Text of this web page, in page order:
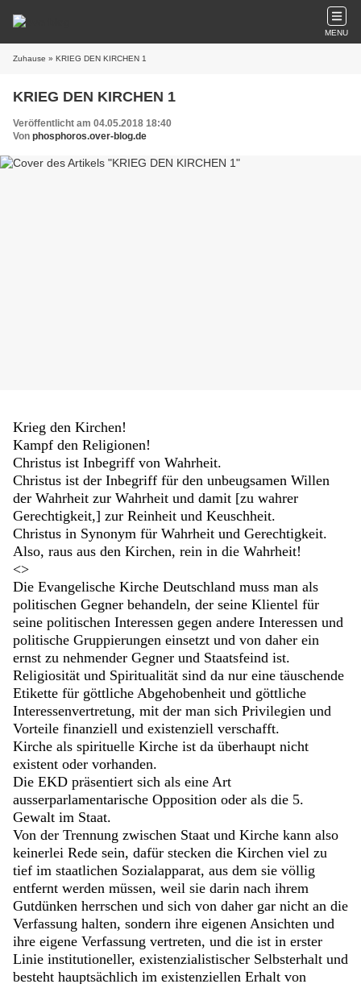
MENU
Zuhause » KRIEG DEN KIRCHEN 1
KRIEG DEN KIRCHEN 1
Veröffentlicht am 04.05.2018 18:40
Von phosphoros.over-blog.de
Krieg den Kirchen!
Kampf den Religionen!
Christus ist Inbegriff von Wahrheit.
Christus ist der Inbegriff für den unbeugsamen Willen
der Wahrheit zur Wahrheit und damit [zu wahrer
Gerechtigkeit,] zur Reinheit und Keuschheit.
Christus in Synonym für Wahrheit und Gerechtigkeit.
Also, raus aus den Kirchen, rein in die Wahrheit!
<>
Die Evangelische Kirche Deutschland muss man als
politischen Gegner behandeln, der seine Klientel für
seine politischen Interessen gegen andere Interessen und
politische Gruppierungen einsetzt und von daher ein
ernst zu nehmender Gegner und Staatsfeind ist.
Religiosität und Spiritualität sind da nur eine täuschende
Etikette für göttliche Abgehobenheit und göttliche
Interessenvertretung, mit der man sich Privilegien und
Vorteile finanziell und existenziell verschafft.
Kirche als spirituelle Kirche ist da überhaupt nicht
existent oder vorhanden.
Die EKD präsentiert sich als eine Art
ausserparlamentarische Opposition oder als die 5.
Gewalt im Staat.
Von der Trennung zwischen Staat und Kirche kann also
keinerlei Rede sein, dafür stecken die Kirchen viel zu
tief im staatlichen Sozialapparat, aus dem sie völlig
entfernt werden müssen, weil sie darin nach ihrem
Gutdünken herrschen und sich von daher gar nicht an die
Verfassung halten, sondern ihre eigenen Ansichten und
ihre eigene Verfassung vertreten, und die ist in erster
Linie institutioneller, existenzialistischer Selbsterhalt und
besteht hauptsächlich im existenziellen Erhalt von